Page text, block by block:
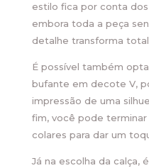
estilo fica por conta
embora toda a peça
detalhe transforma
É possível também
bufante em decote V,
impressão de uma
fim, você pode
colares para dar um
Já na escolha da calça,